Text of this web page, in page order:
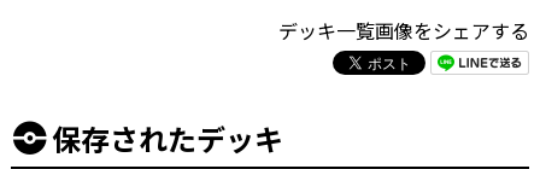
デッキ一覧画像をシェアする
保存されたデッキ